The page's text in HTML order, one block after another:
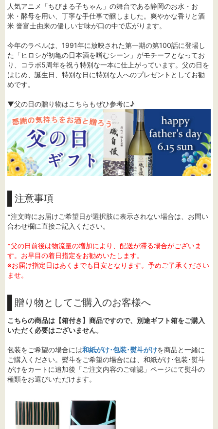
人気アニメ「ちびまる子ちゃん」の舞台である静岡のお水・お
米・酵母を用い、丁寧な手仕事で醸しました。爽やかな香りと酒
米 誉富士由来の優しい甘味が口の中で広がります。
今年のラベルは、1991年に放映された第一期の第100話に登場し
た「ヒロシが初亀の日本酒を嗜むシーン」がモチーフとなってお
り、コラボ5周年を祝う特別な一本に仕上がっています。父の日を
はじめ、誕生日、特別な日に特別な人へのプレゼントとしてお勧
めです。
▼父の日の贈り物はこちらもぜひ参考に♪
注意事項
*注文時にお届けご希望日が選択肢に表示されない場合は、お問い
合わせ欄に直接ご記入ください。
*父の日前後は物流量の増加により、配送が滞る場合がございま
す。お早目の着日指定をお勧めいたします。
※お届け指定日はあくまでも目安となります。予めご了承ください
ませ。
贈り物としてご購入のお客様へ
こちらの商品は【箱付き】商品ですので、別途ギフト箱をご購入
いただく必要はございません。
包装をご希望の場合には和紙がけ･包装･熨斗がけを商品と一緒に
ご購入ください。熨斗をご希望の場合には、和紙がけ･包装･熨斗
がけをカートに追加後「ご注文内容のご確認」ページにて熨斗の
種類をお選びいただけます。